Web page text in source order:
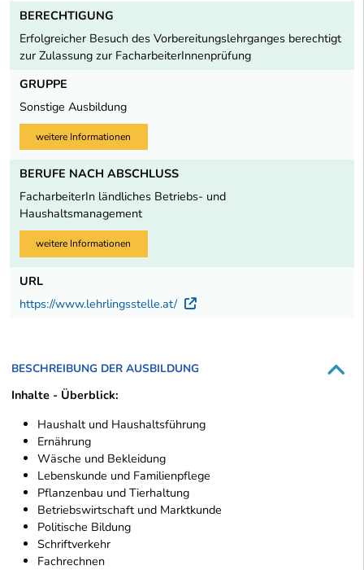
BERECHTIGUNG
Erfolgreicher Besuch des Vorbereitungslehrganges berechtigt
zur Zulassung zur FacharbeiterInnenprüfung
GRUPPE
Sonstige Ausbildung
weitere Informationen
BERUFE NACH ABSCHLUSS
FacharbeiterIn ländliches Betriebs- und
Haushaltsmanagement
weitere Informationen
URL
https://www.lehrlingsstelle.at/
Externer Link
BESCHREIBUNG DER AUSBILDUNG
Inhalte - Überblick:
Haushalt und Haushaltsführung
Ernährung
Wäsche und Bekleidung
Lebenskunde und Familienpflege
Pflanzenbau und Tierhaltung
Betriebswirtschaft und Marktkunde
Politische Bildung
Schriftverkehr
Fachrechnen